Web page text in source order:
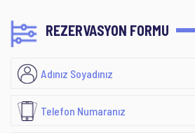
REZERVASYON FORMU